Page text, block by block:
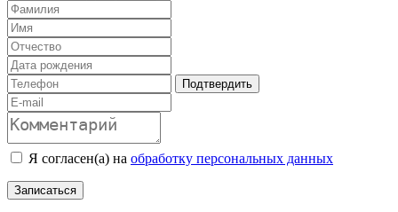
Подтвердить
Я согласен(а) на обработку персональных данных
Записаться